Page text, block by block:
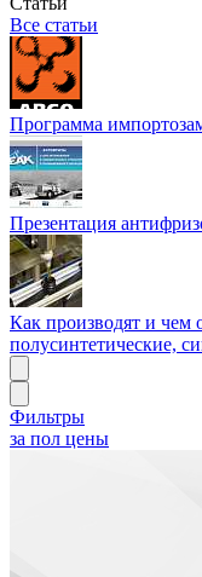
Все статьи
Программа
Презентация
Как производят и чем
полусинтетические,
Фильтры
за пол цены